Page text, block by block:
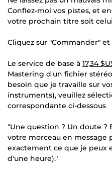
Confiez-moi vos pistes, et
votre prochain titre soit
Cliquez sur "Commander"
Le service de base à 17,34
Mastering d'un fichier
besoin que je travaille sur
instruments), veuillez
correspondante ci-dessous
"Une question ? Un doute ?
votre morceau en message
exactement ce que je peux
d'une heure)."